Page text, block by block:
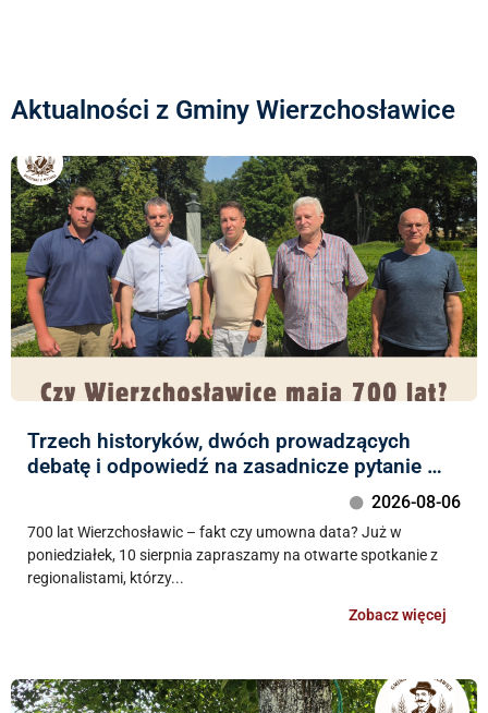
Aktualności z Gminy Wierzchosławice
Trzech historyków, dwóch prowadzących
debatę i odpowiedź na zasadnicze pytanie …
2026-08-06
700 lat Wierzchosławic – fakt czy umowna data? Już w
poniedziałek, 10 sierpnia zapraszamy na otwarte spotkanie z
regionalistami, którzy...
Zobacz więcej